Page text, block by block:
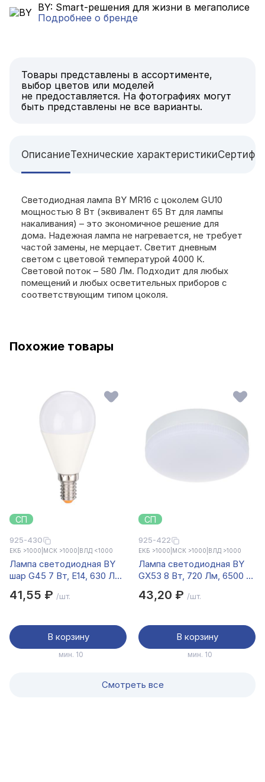
BY: Smart-решения для жизни в мегаполисе
Подробнее о бренде
Товары представлены в ассортименте,
выбор цветов или моделей
не предоставляется. На фотографиях могут
быть представлены не все варианты.
ОписаниеТехнические характеристики
Светодиодная лампа BY MR16 с цоколем GU10
мощностью 8 Вт (эквивалент 65 Вт для лампы
накаливания) – это экономичное решение для
дома. Надежная лампа не нагревается, не требует
частой замены, не мерцает. Светит дневным
светом с цветовой температурой 4000 К.
Световой поток – 580 Лм. Подходит для любых
помещений и любых осветительных приборов с
соответствующим типом цоколя.
Похожие товары
СП
925-430
ЕКБ >1000 МСК >1000 ВЛД <1000
Лампа светодиодная BY
шар G45 7 Вт, E14, 630 Лм,
IRF <5%,IC, 2 года гар.
41,55 ₽ /шт.
В корзину
мин. 10
СП
925-422
ЕКБ >1000 МСК >1000 ВЛД >1000
Лампа светодиодная BY
GX53 8 Вт, 720 Лм, 6500 K,
<5%,IC, 2 года гар.
43,20 ₽ /шт.
В корзину
мин. 10
Смотреть все